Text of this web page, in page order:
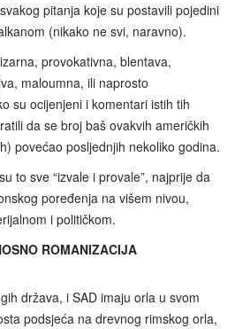
pitanja koje su postavili pojedini
(nikako ne svi, naravno).
provokativna, blentava,
maloumna, ili naprosto
su ocijenjeni i komentari istih tih
da se broj baš ovakvih američkih
povećao posljednjih nekoliko godina.
to sve “izvale i provale”, najprije da
poređenja na višem nivou,
i političkom.
ROMANIZACIJA
država, i SAD imaju orla u svom
podsjeća na drevnog rimskog orla,